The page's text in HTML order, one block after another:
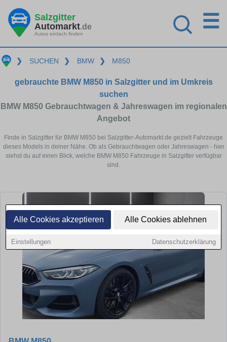
Alle Cookies akzeptieren Alle Cookies ablehnen
Einstellungen Datenschutzerklärung
Salzgitter
Automarkt.de
Autos einfach finden
☰
❯ SUCHEN ❯ BMW ❯ M850
gebrauchte BMW M850 in Salzgitter und im Umkreis
suchen
BMW M850 Gebrauchtwagen & Jahreswagen im regionalen
Angebot
Finde in Salzgitter für BMW M850 bei Salzgitter-Automarkt.de gezielt Fahrzeuge
dieses Models in deiner Nähe. Ob als Gebrauchtwagen oder Jahreswagen - hier
siehst du auf einen Blick, welche BMW M850 Fahrzeuge in Salzgitter verfügbar
sind.